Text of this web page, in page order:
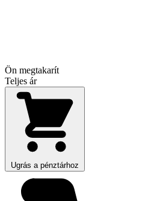
Ön megtakarít
Teljes ár
Ugrás a pénztárhoz